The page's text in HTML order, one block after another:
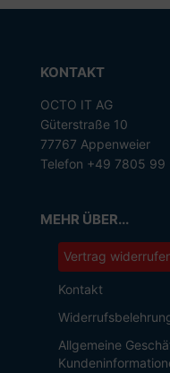
KONTAKT
OCTO IT AG
Güterstraße 10
77767 Appenweier
Telefon +49 7805 99
MEHR ÜBER...
Vertrag
Kontakt
Allgemeine